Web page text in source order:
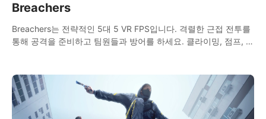
Breachers
Breachers는 전략적인 5대 5 VR FPS입니다. 격렬한 근접 전투를
통해 공격을 준비하고 팀원들과 방어를 하세요. 클라이밍, 점프, 래